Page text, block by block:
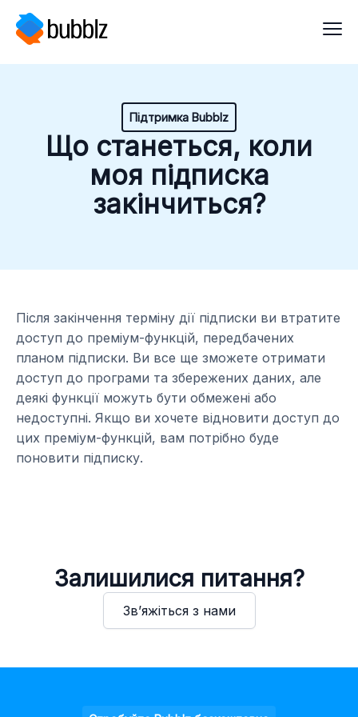
Підтримка Bubblz
Що станеться, коли
моя підписка
закінчиться?
Після закінчення терміну дії підписки ви втратите
доступ до преміум-функцій, передбачених
планом підписки. Ви все ще зможете отримати
доступ до програми та збережених даних, але
деякі функції можуть бути обмежені або
недоступні. Якщо ви хочете відновити доступ до
цих преміум-функцій, вам потрібно буде
поновити підписку.
Залишилися питання?
Зв’яжіться з нами